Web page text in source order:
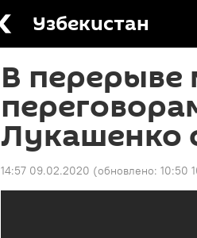
Узбекистан
В
Лукашенко
14:57 09.02.2020 (обновлено: 10:50